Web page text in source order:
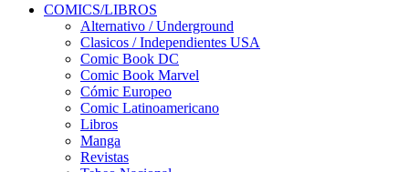
COMICS/LIBROS
Alternativo / Underground
Clasicos / Independientes USA
Comic Book DC
Comic Book Marvel
Cómic Europeo
Comic Latinoamericano
Libros
Manga
Revistas